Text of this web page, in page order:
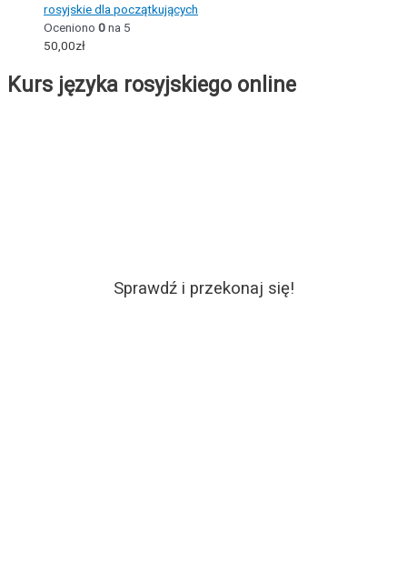
rosyjskie dla początkujących
Oceniono 0na 5
50,00zł
Kurs języka rosyjskiego online
Sprawdź i przekonaj się!